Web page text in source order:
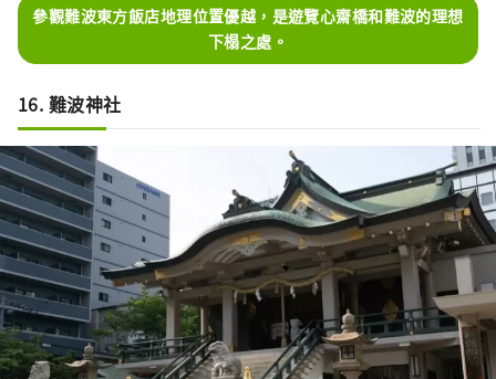
參觀難波東方飯店地理位置優越，是遊覽心齋橋和難波的理想
下榻之處。
16. 難波神社